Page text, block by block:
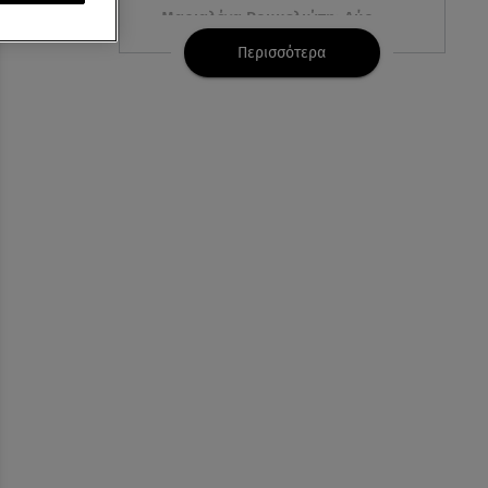
Μαριαλένα Ρουμελιώτη: Δύο
-υπέροχοι- μήνες τον γιο της
Περισσότερα